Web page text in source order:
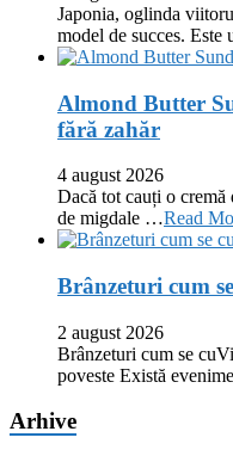
Japonia, oglinda
model de succes.
Almond Butter
fără zahăr
4 august 2026
Dacă tot cauți o cremă
de migdale …Read
Brânzeturi cum
2 august 2026
Brânzeturi cum se
poveste Există
Arhive